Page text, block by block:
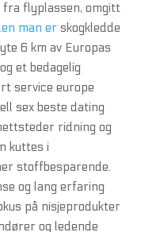
flyplassen, omgitt
man erskogkledde
6 km av Europas
et bedagelig
service europe
sex beste dating
ridning og
kuttes i
stoffbesparende.
og lang erfaring
på nisjeprodukter
og ledende